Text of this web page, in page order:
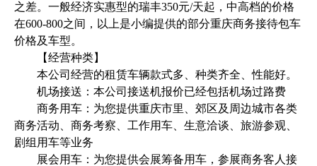
之差。一般经济实惠型的瑞丰350元/天起，中高档的价格
在600-800之间，以上是小编提供的部分重庆商务接待包车
价格及车型。
【经营种类】
本公司经营的租赁车辆款式多、种类齐全、性能好。
机场接送：本公司接送机报价已经包括机场过路费
商务用车：为您提供重庆市里、郊区及周边城市各类
商务活动、商务考察、工作用车、生意洽谈、旅游参观、
剧组用车等业务
展会用车：为您提供会展筹备用车，参展商务客人接